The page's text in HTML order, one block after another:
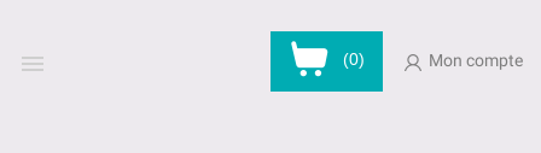
 Mon compte
(0)